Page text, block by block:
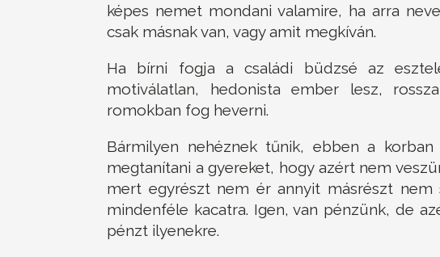
képes nemet mondani valamire, ha arra
csak másnak van, vagy amit megkíván.
Ha bírni fogja a családi büdzsé az
motiválatlan, hedonista ember lesz,
romokban fog heverni.
Bármilyen nehéznek tűnik, ebben a
megtanítani a gyereket, hogy azért nem
mert egyrészt nem ér annyit másrészt
mindenféle kacatra. Igen, van pénzünk, de
pénzt ilyenekre.